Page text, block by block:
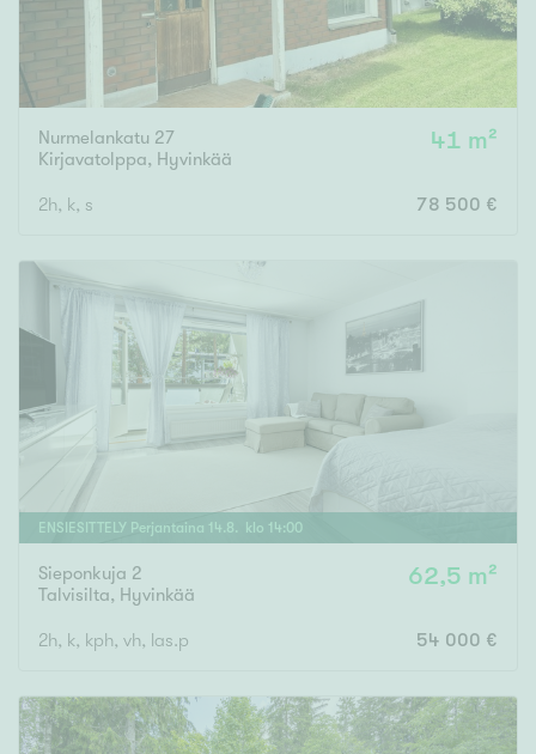
000 000 €
Pinta-ala
Asuinpinta-ala Kokonaispinta-ala
Rakennusvuosi
Uudiskohteet
Vain uudiskohteet
Arvokohteet
Vain arvokohteet Ei arvokohteita
Kunto
Nurmelankatu 27
Kirjavatolppa, Hyvinkää
41 m²
2h, k, s 78 500 €
ENSIESITTELY Perjantaina 14.8. klo 14:00
Sieponkuja 2
Talvisilta, Hyvinkää
62,5 m²
2h, k, kph, vh, las.p 54 000 €